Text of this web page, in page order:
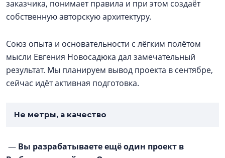
заказчика, понимает правила и при этом создаёт
собственную авторскую архитектуру.
Союз опыта и основательности с лёгким полётом
мысли Евгения Новосадюка дал замечательный
результат. Мы планируем вывод проекта в сентябре,
сейчас идёт активная подготовка.
Не метры, а качество
— Вы разрабатываете ещё один проект в